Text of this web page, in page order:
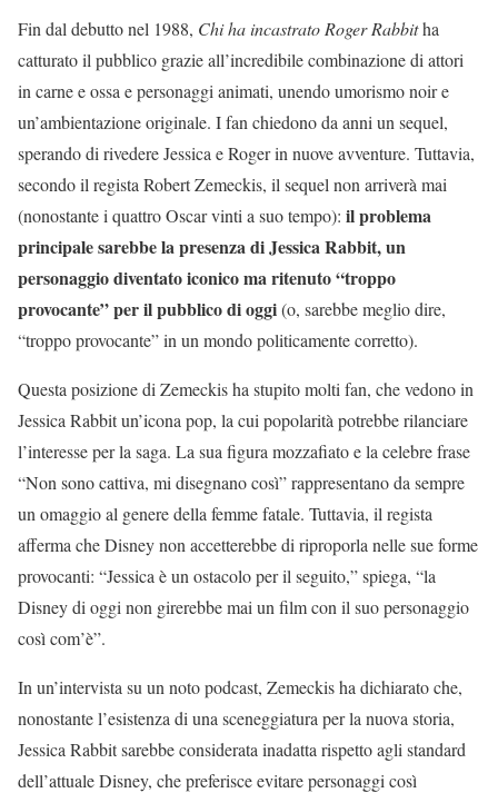
Fin dal debutto nel 1988, Chi ha incastrato Roger Rabbitha
catturato il pubblico grazie all’incredibile combinazione di attori
in carne e ossa e personaggi animati, unendo umorismo noir e
un’ambientazione originale. I fan chiedono da anni un sequel,
sperando di rivedere Jessica e Roger in nuove avventure. Tuttavia,
secondo il regista Robert Zemeckis, il sequel non arriverà mai
(nonostante i quattro Oscar vinti a suo tempo): il problema
principale sarebbe la presenza di Jessica Rabbit, un
personaggio diventato iconico ma ritenuto “troppo
provocante” per il pubblico di oggi(o, sarebbe meglio dire,
“troppo provocante” in un mondo politicamente corretto).
Questa posizione di Zemeckis ha stupito molti fan, che vedono in
Jessica Rabbit un’icona pop, la cui popolarità potrebbe rilanciare
l’interesse per la saga. La sua figura mozzafiato e la celebre frase
“Non sono cattiva, mi disegnano così” rappresentano da sempre
un omaggio al genere della femme fatale. Tuttavia, il regista
afferma che Disney non accetterebbe di riproporla nelle sue forme
provocanti: “Jessica è un ostacolo per il seguito,” spiega, “la
Disney di oggi non girerebbe mai un film con il suo personaggio
così com’è”.
In un’intervista su un noto podcast, Zemeckis ha dichiarato che,
nonostante l’esistenza di una sceneggiatura per la nuova storia,
Jessica Rabbit sarebbe considerata inadatta rispetto agli standard
dell’attuale Disney, che preferisce evitare personaggi così